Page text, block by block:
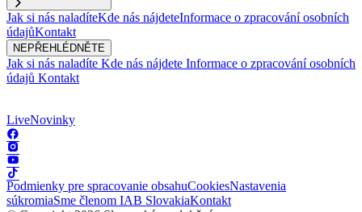
Jak si nás naladíteKde nás nájdeteInformace o zpracování osobních
údajůKontakt
NEPŘEHLÉDNĚTE
Jak si nás naladíte Kde nás nájdete Informace o zpracování osobních
údajů Kontakt
LiveNovinky
Podmienky pre spracovanie obsahuCookiesNastavenia
súkromiaSme členom IAB SlovakiaKontakt